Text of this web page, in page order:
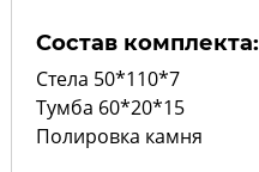
Состав комплекта:
Стела 50*110*7
Тумба 60*20*15
Полировка камня